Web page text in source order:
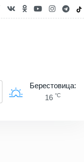
проводит
Берестовица:
16 °C